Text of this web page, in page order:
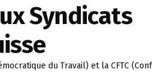
Syndicats
du Travail) et la CFTC